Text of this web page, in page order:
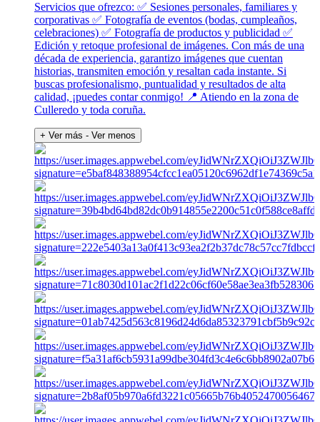
Servicios que ofrezco: ✅ Sesiones personales, familiares y
corporativas ✅ Fotografía de eventos (bodas, cumpleaños,
celebraciones) ✅ Fotografía de productos y publicidad ✅
Edición y retoque profesional de imágenes. Con más de una
década de experiencia, garantizo imágenes que cuentan
historias, transmiten emoción y resaltan cada instante. Si
buscas profesionalismo, puntualidad y resultados de alta
calidad, ¡puedes contar conmigo! 📍 Atiendo en la zona de
Culleredo y toda coruña.
+ Ver más - Ver menos